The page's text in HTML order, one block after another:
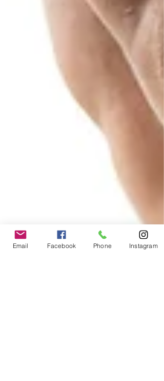
Email Facebook Phone Instagram